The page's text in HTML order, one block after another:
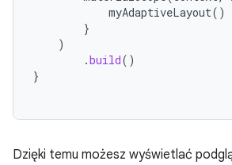
myAdaptiveLayout()
}
)
.build()
}
Dzięki temu możesz wyświetlać